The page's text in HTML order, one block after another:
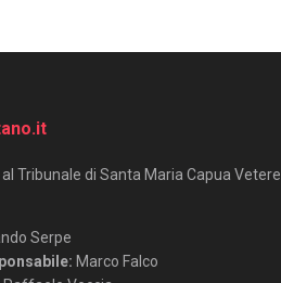
Tribunale di Santa Maria Capua Vetere
Serpe
Marco Falco